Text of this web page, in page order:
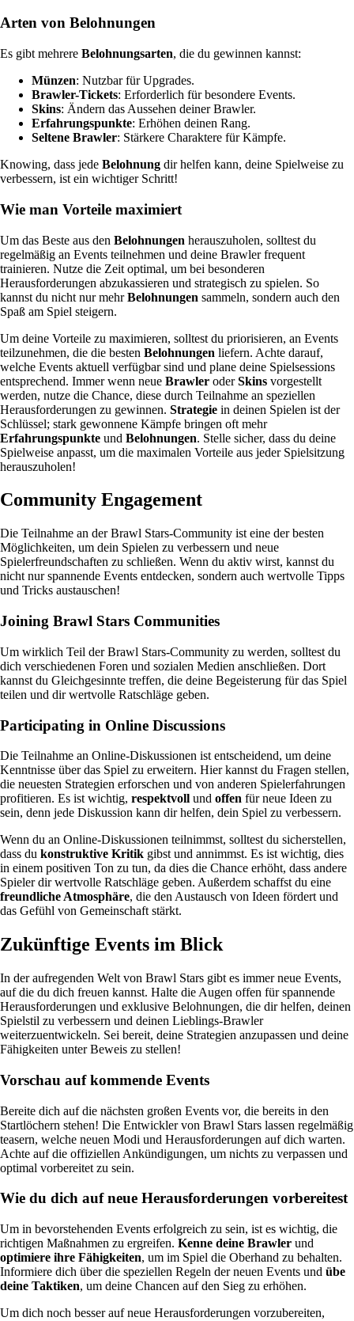
Arten von Belohnungen
Es gibt mehrere Belohnungsarten, die du gewinnen kannst:
Münzen: Nutzbar für Upgrades.
Brawler-Tickets: Erforderlich für besondere Events.
Skins: Ändern das Aussehen deiner Brawler.
Erfahrungspunkte: Erhöhen deinen Rang.
Seltene Brawler: Stärkere Charaktere für Kämpfe.
Knowing, dass jede Belohnung dir helfen kann, deine Spielweise zu
verbessern, ist ein wichtiger Schritt!
Wie man Vorteile maximiert
Um das Beste aus den Belohnungen herauszuholen, solltest du
regelmäßig an Events teilnehmen und deine Brawler frequent
trainieren. Nutze die Zeit optimal, um bei besonderen
Herausforderungen abzukassieren und strategisch zu spielen. So
kannst du nicht nur mehrBelohnungen sammeln, sondern auch den
Spaß am Spiel steigern.
Um deine Vorteile zu maximieren, solltest du priorisieren, an Events
teilzunehmen, die die besten Belohnungen liefern. Achte darauf,
welche Events aktuell verfügbar sind und plane deine Spielsessions
entsprechend. Immer wenn neue Brawler oderSkins vorgestellt
werden, nutze die Chance, diese durch Teilnahme an speziellen
Herausforderungen zu gewinnen. Strategie in deinen Spielen ist der
Schlüssel; stark gewonnene Kämpfe bringen oft mehr
Erfahrungspunkte und Belohnungen. Stelle sicher, dass du deine
Spielweise anpasst, um die maximalen Vorteile aus jeder Spielsitzung
herauszuholen!
Community Engagement
Die Teilnahme an der Brawl Stars-Community ist eine der besten
Möglichkeiten, um dein Spielen zu verbessern und neue
Spielerfreundschaften zu schließen. Wenn du aktiv wirst, kannst du
nicht nur spannende Events entdecken, sondern auch wertvolle Tipps
und Tricks austauschen!
Joining Brawl Stars Communities
Um wirklich Teil der Brawl Stars-Community zu werden, solltest du
dich verschiedenen Foren und sozialen Medien anschließen. Dort
kannst du Gleichgesinnte treffen, die deine Begeisterung für das Spiel
teilen und dir wertvolle Ratschläge geben.
Participating in Online Discussions
Die Teilnahme an Online-Diskussionen ist entscheidend, um deine
Kenntnisse über das Spiel zu erweitern. Hier kannst du Fragen stellen,
die neuesten Strategien erforschen und von anderen Spielerfahrungen
profitieren. Es ist wichtig, respektvoll und offen für neue Ideen zu
sein, denn jede Diskussion kann dir helfen, dein Spiel zu verbessern.
Wenn du an Online-Diskussionen teilnimmst, solltest du sicherstellen,
dass du konstruktive Kritik gibst und annimmst. Es ist wichtig, dies
in einem positiven Ton zu tun, da dies die Chance erhöht, dass andere
Spieler dir wertvolle Ratschläge geben. Außerdem schaffst du eine
freundliche Atmosphäre, die den Austausch von Ideen fördert und
das Gefühl von Gemeinschaft stärkt.
Zukünftige Events im Blick
In der aufregenden Welt von Brawl Stars gibt es immer neue Events,
auf die du dich freuen kannst. Halte die Augen offen für spannende
Herausforderungen und exklusive Belohnungen, die dir helfen, deinen
Spielstil zu verbessern und deinen Lieblings-Brawler
weiterzuentwickeln. Sei bereit, deine Strategien anzupassen und deine
Fähigkeiten unter Beweis zu stellen!
Vorschau auf kommende Events
Bereite dich auf die nächsten großen Events vor, die bereits in den
Startlöchern stehen! Die Entwickler von Brawl Stars lassen regelmäßig
teasern, welche neuen Modi und Herausforderungen auf dich warten.
Achte auf die offiziellen Ankündigungen, um nichts zu verpassen und
optimal vorbereitet zu sein.
Wie du dich auf neue Herausforderungen vorbereitest
Um in bevorstehenden Events erfolgreich zu sein, ist es wichtig, die
richtigen Maßnahmen zu ergreifen. Kenne deine Brawler und
optimiere ihre Fähigkeiten, um im Spiel die Oberhand zu behalten.
Informiere dich über die speziellen Regeln der neuen Events und übe
deine Taktiken, um deine Chancen auf den Sieg zu erhöhen.
Um dich noch besser auf neue Herausforderungen vorzubereiten,